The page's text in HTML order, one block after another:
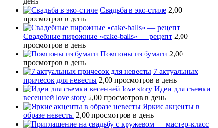
Свадьба в эко-стиле 2,00
просмотров в день
Свадебные пирожные «cake-balls» — рецепт 2,00
просмотров в день
Помпоны из бумаги 2,00
просмотров в день
7 актуальных
причесок для невесты 2,00 просмотров в день
Идеи для съемки
весенней love story 2,00 просмотров в день
Яркие акценты в
образе невесты 2,00 просмотров в день